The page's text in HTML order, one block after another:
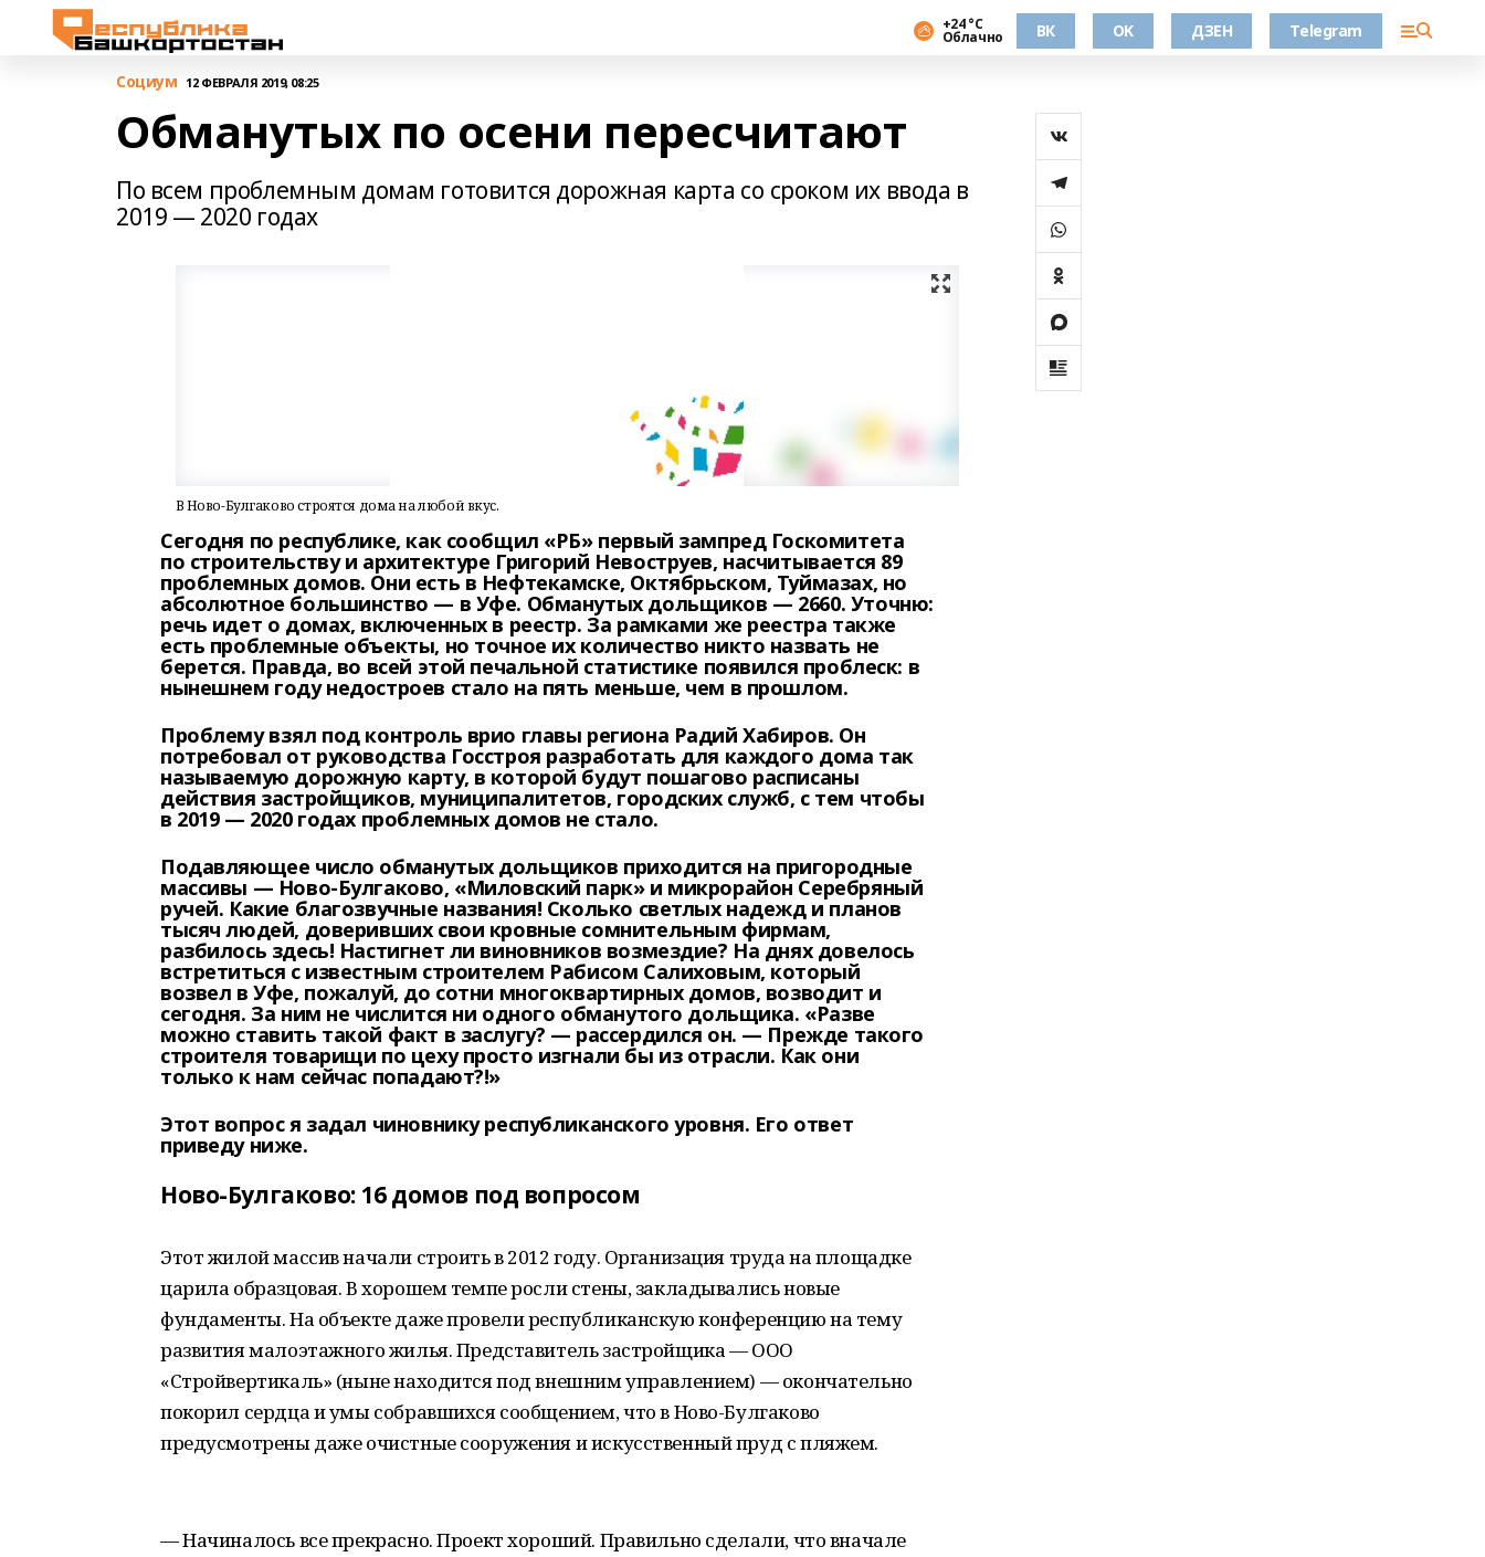
+24 °С
Облачно ВК OK ДЗЕН Telegram
Cоциум 12 ФЕВРАЛЯ 2019, 08:25
Обманутых по осени пересчитают
По всем проблемным домам готовится дорожная карта со сроком их ввода в
2019 — 2020 годах
В Ново-Булгаково строятся дома на любой вкус.
Сегодня по республике, как сообщил «РБ» первый зампред Госкомитета
по строительству и архитектуре Григорий Невоструев, насчитывается 89
проблемных домов. Они есть в Нефтекамске, Октябрьском, Туймазах, но
абсолютное большинство — в Уфе. Обманутых дольщиков — 2660. Уточню:
речь идет о домах, включенных в реестр. За рамками же реестра также
есть проблемные объекты, но точное их количество никто назвать не
берется. Правда, во всей этой печальной статистике появился проблеск: в
нынешнем году недостроев стало на пять меньше, чем в прошлом.
Проблему взял под контроль врио главы региона Радий Хабиров. Он
потребовал от руководства Госстроя разработать для каждого дома так
называемую дорожную карту, в которой будут пошагово расписаны
действия застройщиков, муниципалитетов, городских служб, с тем чтобы
в 2019 — 2020 годах проблемных домов не стало.
Подавляющее число обманутых дольщиков приходится на пригородные
массивы — Ново-Булгаково, «Миловский парк» и микрорайон Серебряный
ручей. Какие благозвучные названия! Сколько светлых надежд и планов
тысяч людей, доверивших свои кровные сомнительным фирмам,
разбилось здесь! Настигнет ли виновников возмездие? На днях довелось
встретиться с известным строителем Рабисом Салиховым, который
возвел в Уфе, пожалуй, до сотни многоквартирных домов, возводит и
сегодня. За ним не числится ни одного обманутого дольщика. «Разве
можно ставить такой факт в заслугу? — рассердился он. — Прежде такого
строителя товарищи по цеху просто изгнали бы из отрасли. Как они
только к нам сейчас попадают?!»
Этот вопрос я задал чиновнику республиканского уровня. Его ответ
приведу ниже.
Ново-Булгаково: 16 домов под вопросом
Этот жилой массив начали строить в 2012 году. Организация труда на площадке
царила образцовая. В хорошем темпе росли стены, закладывались новые
фундаменты. На объекте даже провели республиканскую конференцию на тему
развития малоэтажного жилья. Представитель застройщика — ООО
«Стройвертикаль» (ныне находится под внешним управлением) — окончательно
покорил сердца и умы собравшихся сообщением, что в Ново-Булгаково
предусмотрены даже очистные сооружения и искусственный пруд с пляжем.
— Начиналось все прекрасно. Проект хороший. Правильно сделали, что вначале